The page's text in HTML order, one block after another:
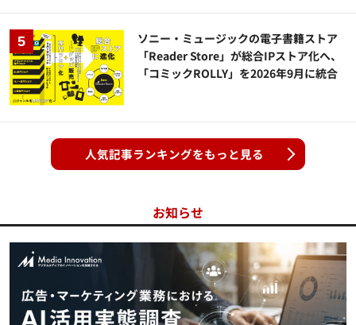
ソニー・ミュージックの電子書籍ストア
「Reader Store」が総合IPストア化へ、
「コミックROLLY」を2026年9月に統合
人気記事ランキングをもっと見る
お知らせ